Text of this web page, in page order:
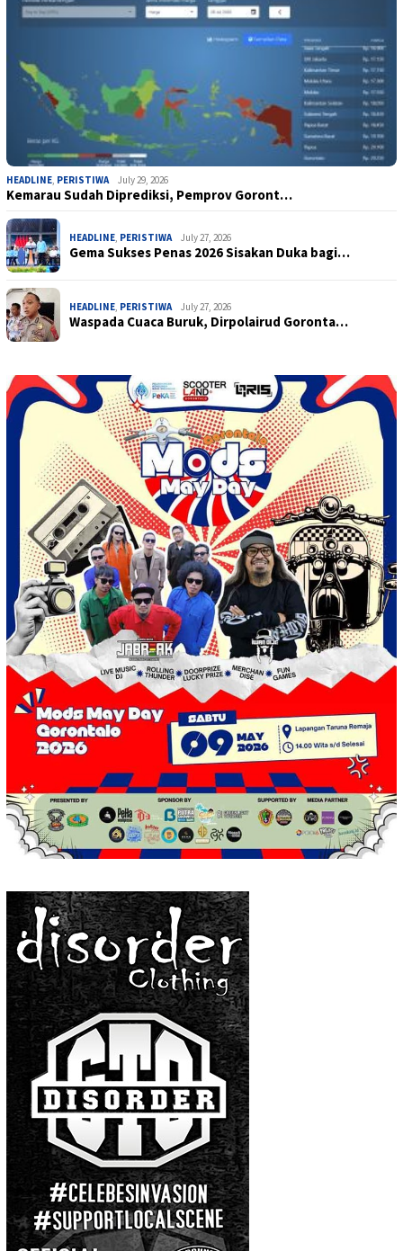
HEADLINE, PERISTIWA July 29, 2026
Kemarau Sudah Diprediksi, Pemprov Goront…
HEADLINE, PERISTIWA July 27, 2026
Gema Sukses Penas 2026 Sisakan Duka bagi…
HEADLINE, PERISTIWA July 27, 2026
Waspada Cuaca Buruk, Dirpolairud Goronta…